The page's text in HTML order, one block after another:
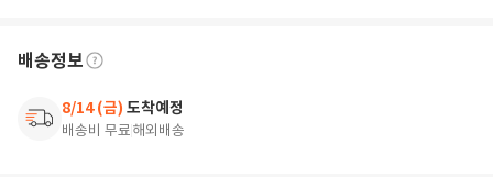
배송정보
8/14 (금) 도착예정
배송비 무료해외배송